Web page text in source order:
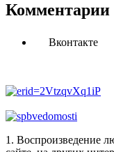
Комментарии
Вконтакте
1. Воспроизведение